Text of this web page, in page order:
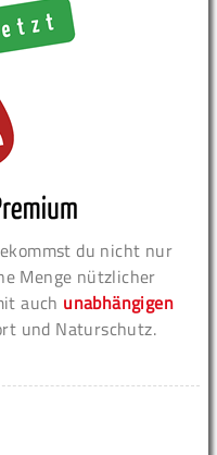
du nicht nur
Menge nützlicher
auch unabhängigen
und Naturschutz.